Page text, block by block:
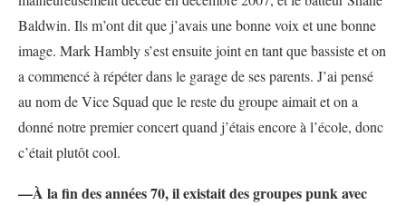
Baldwin. Ils m’ont dit que j’avais une bonne voix et une bonne
image. Mark Hambly s’est ensuite joint en tant que bassiste et on
a commencé à répéter dans le garage de ses parents. J’ai pensé
au nom de Vice Squad que le reste du groupe aimait et on a
donné notre premier concert quand j’étais encore à l’école, donc
c’était plutôt cool.
—À la fin des années 70, il existait des groupes punk avec